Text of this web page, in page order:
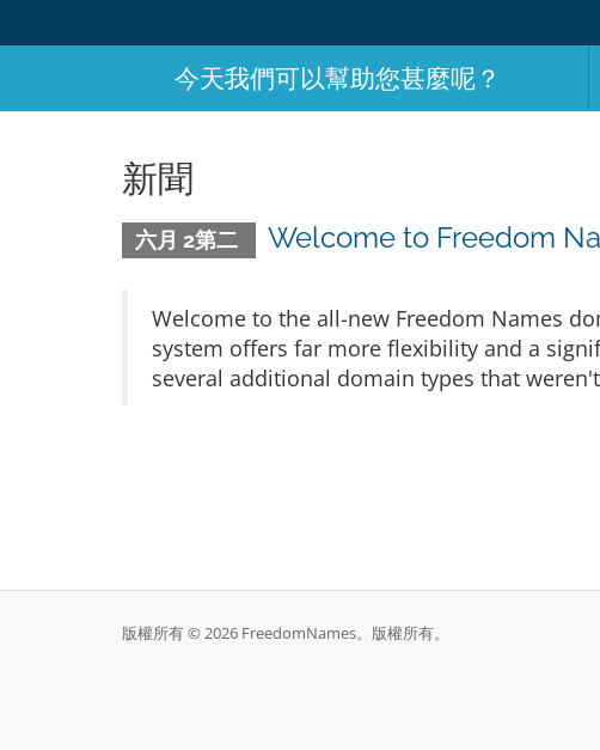
今天我們可以幫助您甚麼呢？
新聞
六月 2第二 Welcome to Freedom
Welcome to the all-new Freedom Names
system offers far more flexibility and a
several additional domain types that
版權所有 © 2026 FreedomNames。版權所有。